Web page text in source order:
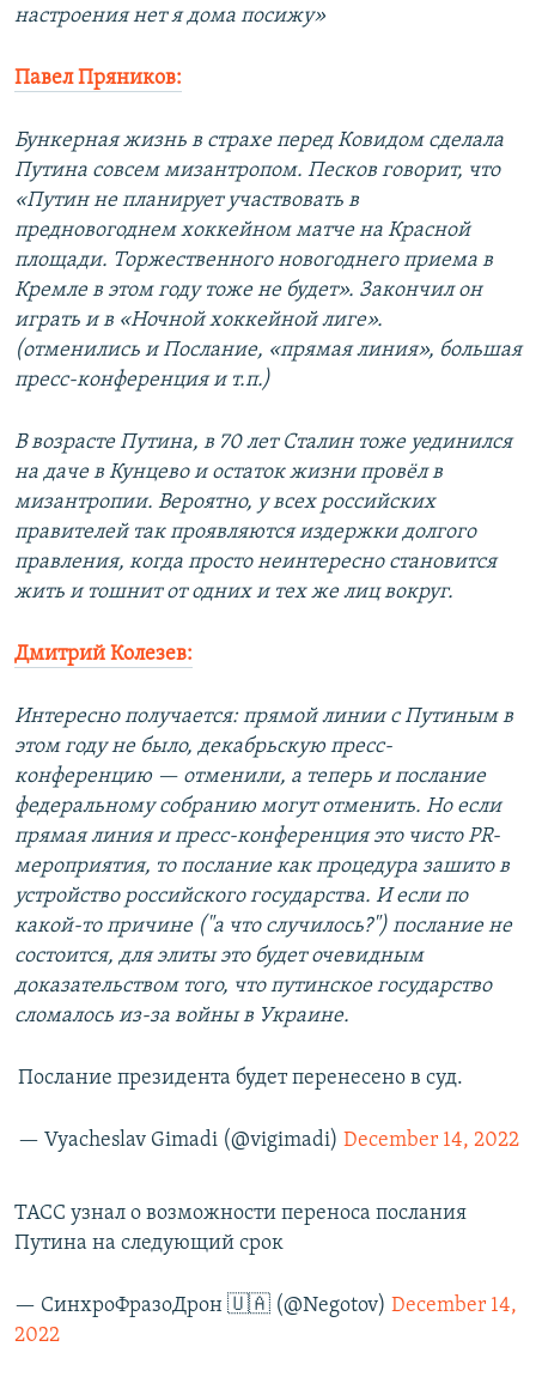
настроения нет я дома посижу»
Павел Пряников:
Бункерная жизнь в страхе перед Ковидом сделала
Путина совсем мизантропом. Песков говорит, что
«Путин не планирует участвовать в
предновогоднем хоккейном матче на Красной
площади. Торжественного новогоднего приема в
Кремле в этом году тоже не будет». Закончил он
играть и в «Ночной хоккейной лиге».
(отменились и Послание, «прямая линия», большая
пресс-конференция и т.п.)
В возрасте Путина, в 70 лет Сталин тоже уединился
на даче в Кунцево и остаток жизни провёл в
мизантропии. Вероятно, у всех российских
правителей так проявляются издержки долгого
правления, когда просто неинтересно становится
жить и тошнит от одних и тех же лиц вокруг.
Дмитрий Колезев:
Интересно получается: прямой линии с Путиным в
этом году не было, декабрьскую пресс-
конференцию — отменили, а теперь и послание
федеральному собранию могут отменить. Но если
прямая линия и пресс-конференция это чисто PR-
мероприятия, то послание как процедура зашито в
устройство российского государства. И если по
какой-то причине ("а что случилось?") послание не
состоится, для элиты это будет очевидным
доказательством того, что путинское государство
сломалось из-за войны в Украине.
Послание президента будет перенесено в суд.
— Vyacheslav Gimadi (@vigimadi) December 14, 2022
ТАСС узнал о возможности переноса послания
Путина на следующий срок
— СинхроФразоДрон 🇺🇦 (@Negotov) December 14,
2022